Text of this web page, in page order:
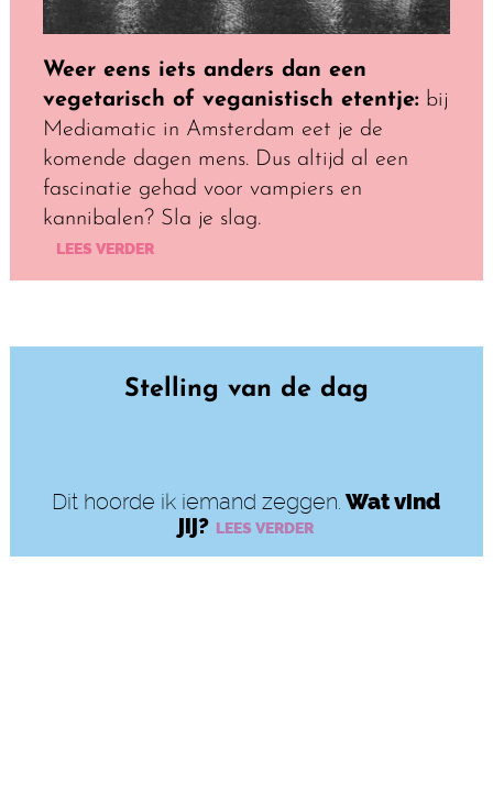
Weer eens iets anders dan een
vegetarisch of veganistisch etentje: bij
Mediamatic in Amsterdam eet je de
komende dagen mens. Dus altijd al een
fascinatie gehad voor vampiers en
kannibalen? Sla je slag.
LEES VERDER
Stelling van de dag
Dit hoorde ik iemand zeggen. Wat vind
jij? LEES VERDER